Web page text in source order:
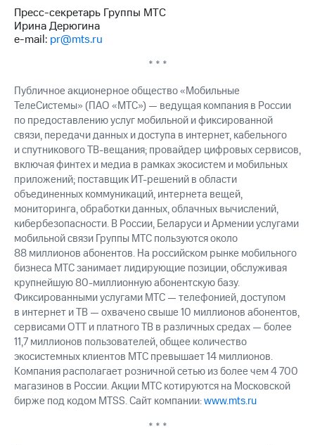
деловая этика
На главную
Пресс-секретарь Группы МТС
Ирина Дерюгина
e-mail: pr@mts.ru
* * *
Публичное акционерное общество «Мобильные
ТелеСистемы» (ПАО «МТС») — ведущая компания в России
по предоставлению услуг мобильной и фиксированной
связи, передачи данных и доступа в интернет, кабельного
и спутникового ТВ-вещания; провайдер цифровых сервисов,
включая финтех и медиа в рамках экосистем и мобильных
приложений; поставщик ИТ-решений в области
объединенных коммуникаций, интернета вещей,
мониторинга, обработки данных, облачных вычислений,
кибербезопасности. В России, Беларуси и Армении услугами
мобильной связи Группы МТС пользуются около
88 миллионов абонентов. На российском рынке мобильного
бизнеса МТС занимает лидирующие позиции, обслуживая
крупнейшую 80-миллионную абонентскую базу.
Фиксированными услугами МТС — телефонией, доступом
в интернет и ТВ — охвачено свыше 10 миллионов абонентов,
сервисами OTT и платного ТВ в различных средах — более
11,7 миллионов пользователей, общее количество
экосистемных клиентов МТС превышает 14 миллионов.
Компания располагает розничной сетью из более чем 4 700
магазинов в России. Акции МТС котируются на Московской
бирже под кодом MTSS. Сайт компании:www.mts.ru
* * *